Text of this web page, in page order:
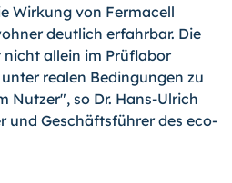
Wirkung von Fermacell
deutlich erfahrbar. Die
allein im Prüflabor
realen Bedingungen zu
Nutzer", so Dr. Hans-Ulrich
und Geschäftsführer des eco-